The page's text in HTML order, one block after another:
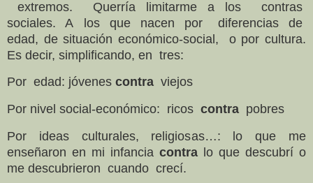
extremos. Querría limitarme a los contras
sociales. A los que nacen por diferencias de
edad, de situación económico-social, o por cultura.
Es decir, simplificando, en tres:
Por edad: jóvenes contra viejos
Por nivel social-económico: ricos contra pobres
Por ideas culturales, religiosas…: lo que me
enseñaron en mi infancia contra lo que descubrí o
me descubrieron cuando crecí.